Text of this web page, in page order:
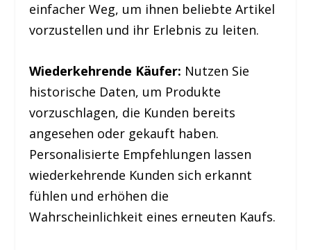
einfacher Weg, um ihnen beliebte Artikel
vorzustellen und ihr Erlebnis zu leiten.
Wiederkehrende Käufer: Nutzen Sie
historische Daten, um Produkte
vorzuschlagen, die Kunden bereits
angesehen oder gekauft haben.
Personalisierte Empfehlungen lassen
wiederkehrende Kunden sich erkannt
fühlen und erhöhen die
Wahrscheinlichkeit eines erneuten Kaufs.